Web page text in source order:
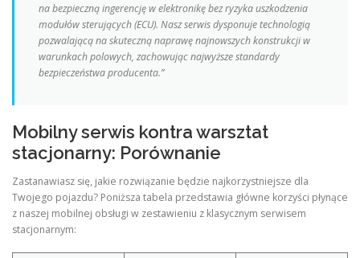
na bezpieczną ingerencję w elektronikę bez ryzyka uszkodzenia
modułów sterujących (ECU). Nasz serwis dysponuje technologią
pozwalającą na skuteczną naprawę najnowszych konstrukcji w
warunkach polowych, zachowując najwyższe standardy
bezpieczeństwa producenta.”
Mobilny serwis kontra warsztat
stacjonarny: Porównanie
Zastanawiasz się, jakie rozwiązanie będzie najkorzystniejsze dla
Twojego pojazdu? Poniższa tabela przedstawia główne korzyści płynące
z naszej mobilnej obsługi w zestawieniu z klasycznym serwisem
stacjonarnym: